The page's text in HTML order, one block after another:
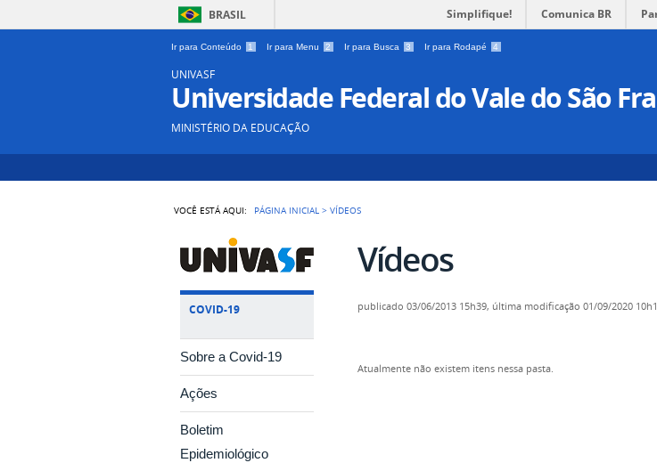
BRASIL Simplifique! Comunica BR
Ir para Conteúdo 1 Ir para Menu 2 Ir para Busca 3 Ir para Rodapé 4
UNIVASF
Universidade Federal do Vale do São
MINISTÉRIO DA EDUCAÇÃO
VOCÊ ESTÁ AQUI: PÁGINA INICIAL >VÍDEOS
COVID-19
Sobre a Covid-19
Ações
Boletim
Epidemiológico
Vídeos
publicado 03/06/2013 15h39, última modificação 01/09/2020
Atualmente não existem itens nessa pasta.